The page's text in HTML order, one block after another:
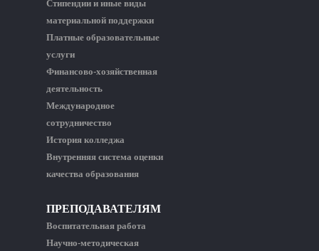
Стипендии и иные виды
материальной поддержки
Платные образовательные
услуги
Финансово-хозяйственная
деятельность
Международное
сотрудничество
История колледжа
Внутренняя система оценки
качества образования
ПРЕПОДАВАТЕЛЯМ
Воспитательная работа
Научно-методическая